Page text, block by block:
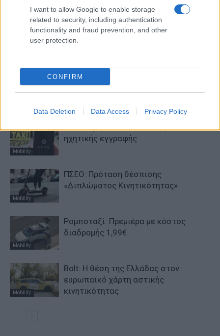
I want to allow Google to enable storage
related to security, including authentication
functionality and fraud prevention, and other
user protection.
CONFIRM
Data Deletion Data Access Privacy Policy
ΠΕΡΙΣΣΟΤΕΡΑ ΑΠΟ ΤΟΝ ΔΗΜΙΟΥΡΓΟ
Το Πολυτεχνείο Κρήτης δημιούργησε
εφαρμογή διαμοιρασμού διαδρομών
ΔΕΗ blue – Visa: Eπιβράβευση έως
18€ τον μήνα για τη φόρτιση EV
Mobility
H Uber φέρνει νέα λειτουργία
ηχητικής εγγραφής
Mobility
ΠΣΕΟ: Πρόταση θέσπισης
«Διπλώματος Κινητικότητας»
Mobility
Ρομποταξί: Πρεμιέρα με κόστος
διαδρομής 1,99€
Mobility
Bolt: Η θέση της Ελλάδας στον
ευρωπαϊκό χάρτη αστικής
κινητικότητας